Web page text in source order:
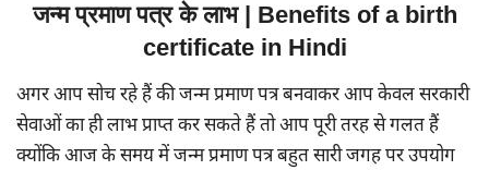
जन्म प्रमाण पत्र के लाभ | Benefitsof a birth
certificate in Hindi
अगर आप सोच रहे हैं की जन्म प्रमाण पत्र बनवाकर आप केवल सरकारी
सेवाओं का ही लाभ प्राप्त कर सकते हैं तो आप पूरी तरह से गलत हैं
क्योंकि आज के समय में जन्म प्रमाण पत्र बहुत सारी जगह पर उपयोग